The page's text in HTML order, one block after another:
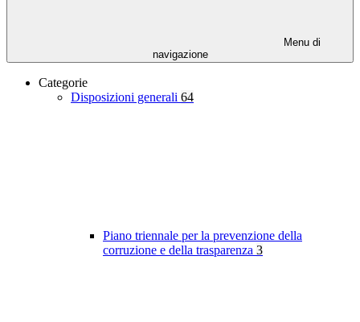
Menu di
navigazione
Categorie
Disposizioni generali 64
Piano triennale per la prevenzione della
corruzione e della trasparenza 3